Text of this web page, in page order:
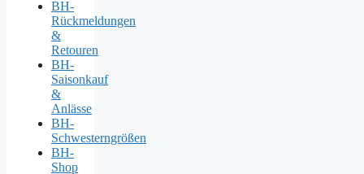
BH-
Rückmeldungen
&
Retouren
BH-
Saisonkauf
&
Anlässe
BH-
Schwesterngrößen
BH-
Shop